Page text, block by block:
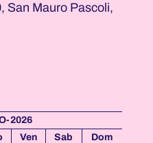
San Mauro Pascoli,
2026
Ven Sab
Dom